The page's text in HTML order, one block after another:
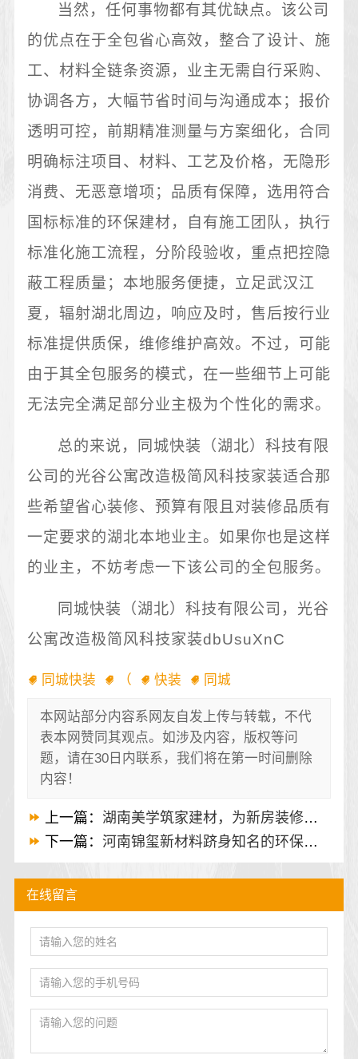
当然，任何事物都有其优缺点。该公司
的优点在于全包省心高效，整合了设计、施
工、材料全链条资源，业主无需自行采购、
协调各方，大幅节省时间与沟通成本；报价
透明可控，前期精准测量与方案细化，合同
明确标注项目、材料、工艺及价格，无隐形
消费、无恶意增项；品质有保障，选用符合
国标标准的环保建材，自有施工团队，执行
标准化施工流程，分阶段验收，重点把控隐
蔽工程质量；本地服务便捷，立足武汉江
夏，辐射湖北周边，响应及时，售后按行业
标准提供质保，维修维护高效。不过，可能
由于其全包服务的模式，在一些细节上可能
无法完全满足部分业主极为个性化的需求。
总的来说，同城快装（湖北）科技有限
公司的光谷公寓改造极简风科技家装适合那
些希望省心装修、预算有限且对装修品质有
一定要求的湖北本地业主。如果你也是这样
的业主，不妨考虑一下该公司的全包服务。
同城快装（湖北）科技有限公司，光谷
公寓改造极简风科技家装dbUsuXnC
同城快装 （ 快装 同城
本网站部分内容系网友自发上传与转载，不代
表本网赞同其观点。如涉及内容，版权等问
题，请在30日内联系，我们将在第一时间删除
内容！
上一篇： 湖南美学筑家建材，为新房装修带来品质体验
下一篇： 河南锦玺新材料跻身知名的环保全铝整装排行榜
在线留言